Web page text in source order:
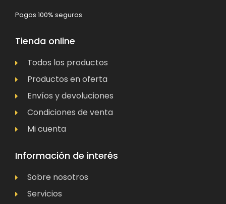
Pagos 100% seguros
Tienda online
Todos los productos
Productos en oferta
Envíos y devoluciones
Condiciones de venta
Mi cuenta
Información de interés
Sobre nosotros
Servicios